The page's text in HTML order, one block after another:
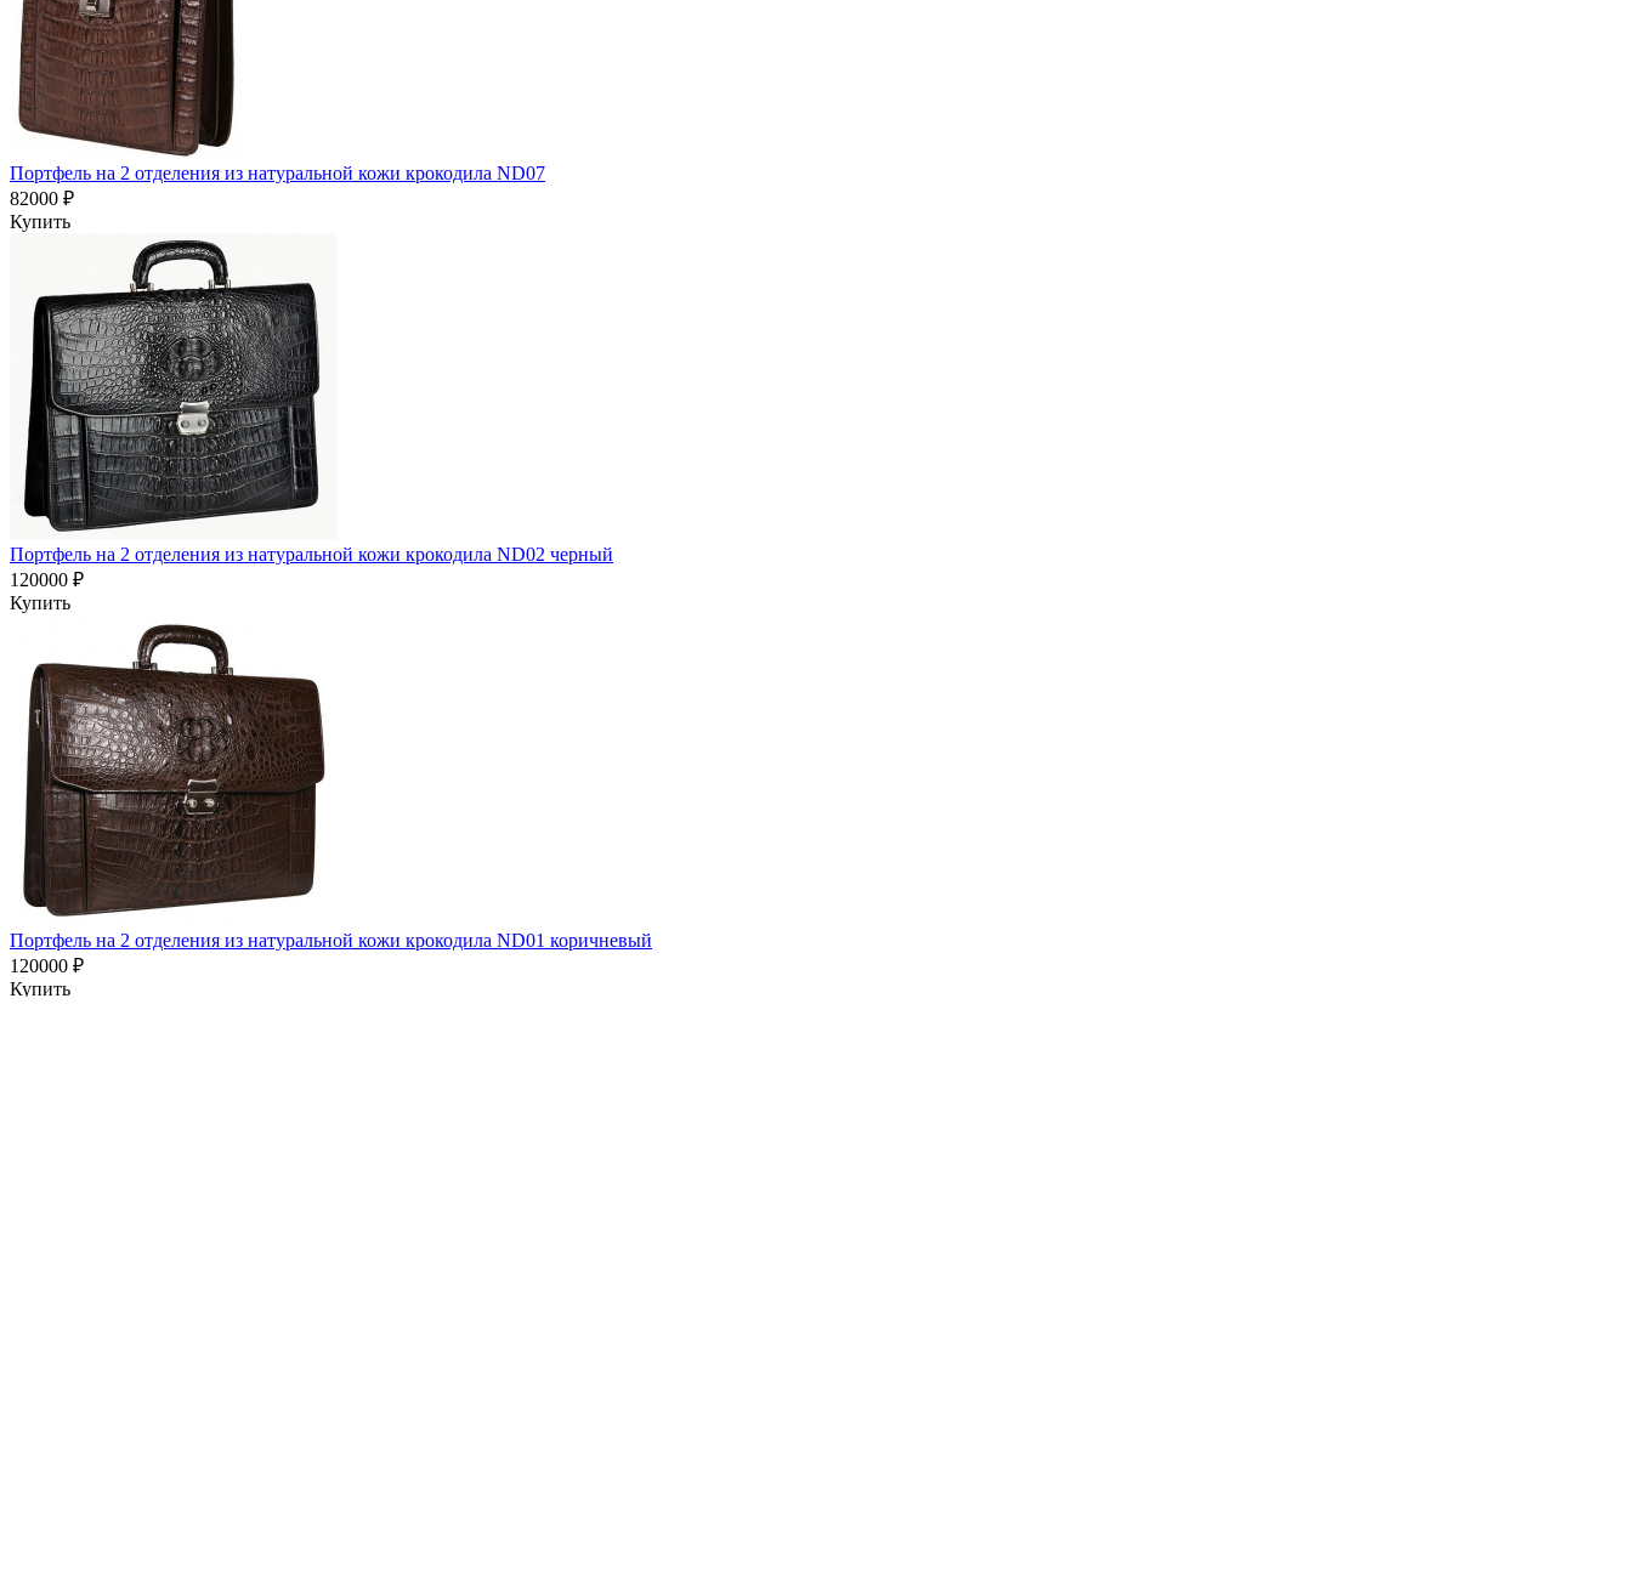
Портфель на 2 отделения из натуральной кожи крокодила ND07
82000 ₽
Купить
Портфель на 2 отделения из натуральной кожи крокодила ND02 черный
120000 ₽
Купить
Портфель на 2 отделения из натуральной кожи крокодила ND01 коричневый
120000 ₽
Купить